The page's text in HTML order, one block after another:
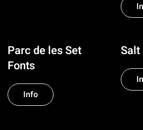
Parc de les Set
Fonts
Info
Salt